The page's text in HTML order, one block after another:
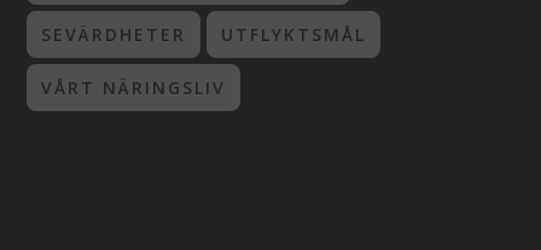
SEVÄRDHETER UTFLYKTSMÅL
VÅRT NÄRINGSLIV